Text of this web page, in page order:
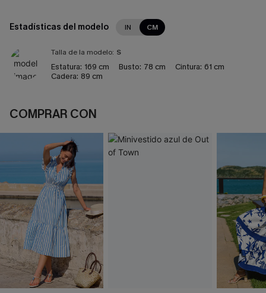
Estadísticas del modelo IN CM
Talla de la modelo: S
Estatura: 169 cm Busto: 78 cm Cintura: 61 cm
Cadera: 89 cm
COMPRAR CON